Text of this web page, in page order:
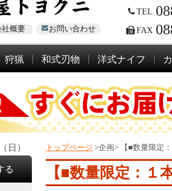
社概要 お問い合わせ
TEL
FAX
狩猟 和式刃物 洋式ナイフ
トップページ >企画> 【■数量限定
【■数量限定：１
日）
る